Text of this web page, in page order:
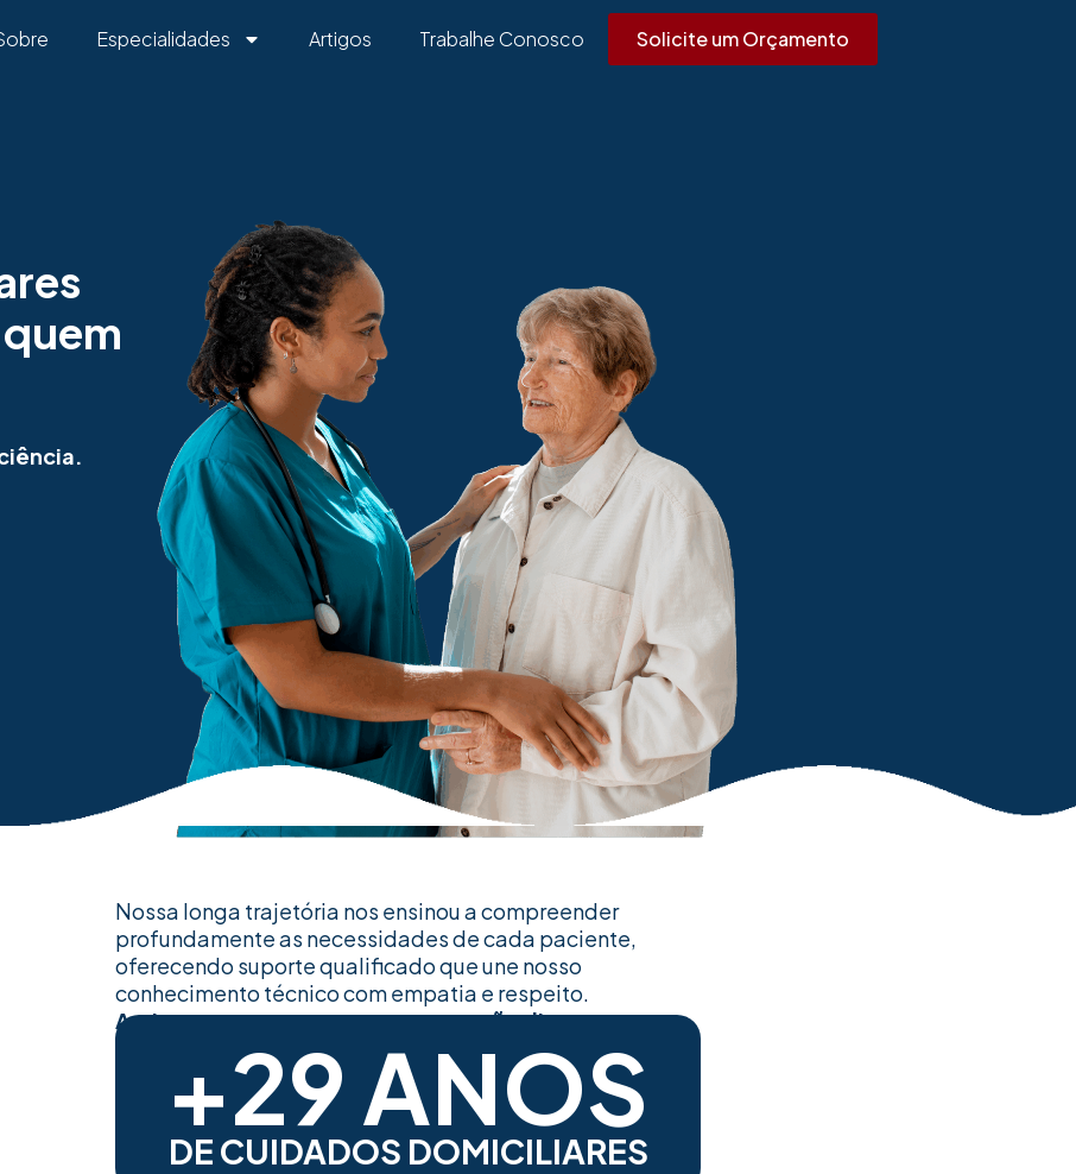
Especialidades Artigos Trabalhe Conosco Solicite um Orçamento
Nossa longa trajetória nos ensinou a compreender
profundamente as necessidades de cada paciente,
oferecendo suporte qualificado que une nosso
conhecimento técnico com empatia e respeito.
Assim, promovemos uma recuperação digna e segura.
+29 ANOS
DE CUIDADOS DOMICILIARES